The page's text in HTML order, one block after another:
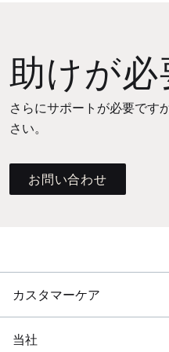
助けが
さらにサポートが必要です
さい。
お問い合わせ
カスタマーケア
当社